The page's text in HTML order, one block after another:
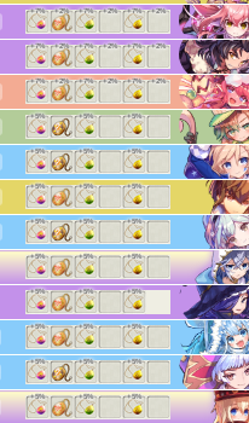
+7% +2% +7% +2% +7% +2%
+7% +2% +7% +2% +7% +2%
+7% +2% +7% +2% +7% +2%
+5% +5% +5%
+5% +5% +5%
+5% +5% +5%
+5% +5% +5%
+5% +5% +5%
+5% +5% +5%
+5% +5% +5%
+5% +5% +5%
+5% +5% +5%